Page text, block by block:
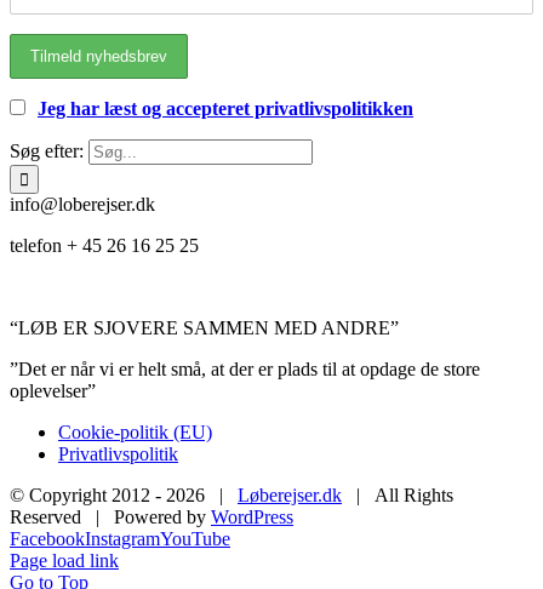
Jeg har læst og accepteret privatlivspolitikken
Søg efter:
info@loberejser.dk
telefon + 45 26 16 25 25
“LØB ER SJOVERE SAMMEN MED ANDRE”
”Det er når vi er helt små, at der er plads til at opdage de store
oplevelser”
Cookie-politik (EU)
Privatlivspolitik
© Copyright 2012 - 2026 | Løberejser.dk | All Rights
Reserved | Powered by WordPress
FacebookInstagramYouTube
Page load link
Go to Top